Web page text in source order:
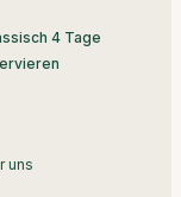
4 Tage
uns